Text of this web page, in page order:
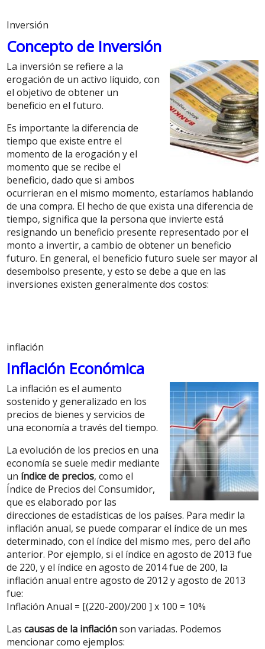
Inversión
Concepto de Inversión
La inversión se refiere a la
erogación de un activo líquido, con
el objetivo de obtener un
beneficio en el futuro.
Es importante la diferencia de
tiempo que existe entre el
momento de la erogación y el
momento que se recibe el
beneficio, dado que si ambos
ocurrieran en el mismo momento, estaríamos hablando
de una compra. El hecho de que exista una diferencia de
tiempo, significa que la persona que invierte está
resignando un beneficio presente representado por el
monto a invertir, a cambio de obtener un beneficio
futuro. En general, el beneficio futuro suele ser mayor al
desembolso presente, y esto se debe a que en las
inversiones existen generalmente dos costos:
inflación
Inflación Económica
La inflación es el aumento
sostenido y generalizado en los
precios de bienes y servicios de
una economía a través del tiempo.
La evolución de los precios en una
economía se suele medir mediante
un índice de precios, como el
Índice de Precios del Consumidor,
que es elaborado por las
direcciones de estadísticas de los países. Para medir la
inflación anual, se puede comparar el índice de un mes
determinado, con el índice del mismo mes, pero del año
anterior. Por ejemplo, si el índice en agosto de 2013 fue
de 220, y el índice en agosto de 2014 fue de 200, la
inflación anual entre agosto de 2012 y agosto de 2013
fue:
Inflación Anual = [(220-200)/200 ] x 100 = 10%
Las causas de la inflaciónson variadas. Podemos
mencionar como ejemplos: